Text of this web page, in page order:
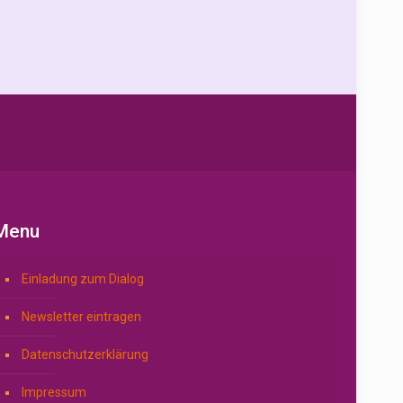
Einladung zum Dialog
Newsletter eintragen
Datenschutzerklärung
Impressum